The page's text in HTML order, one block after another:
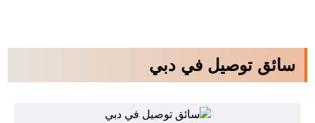
سائق توصيل في دبي